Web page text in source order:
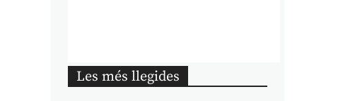
Les més llegides